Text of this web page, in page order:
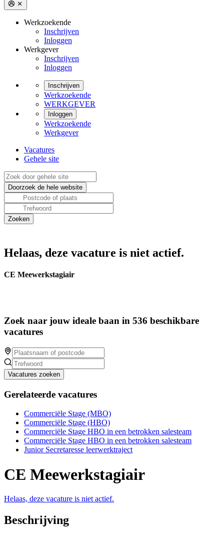
Werkzoekende
Inschrijven
Inloggen
Werkgever
Inschrijven
Inloggen
Inschrijven
Werkzoekende
WERKGEVER
Inloggen
Werkzoekende
Werkgever
Vacatures
Gehele site
Helaas, deze vacature is niet actief.
CE Meewerkstagiair
Zoek naar jouw ideale baan in 536 beschikbare
vacatures
Vacatures zoeken
Gerelateerde vacatures
Commerciële Stage (MBO)
Commerciële Stage (HBO)
Commerciële Stage HBO in een betrokken salesteam
Commerciële Stage HBO in een betrokken salesteam
Junior Secretaresse leerwerktraject
CE Meewerkstagiair
Helaas, deze vacature is niet actief.
Beschrijving